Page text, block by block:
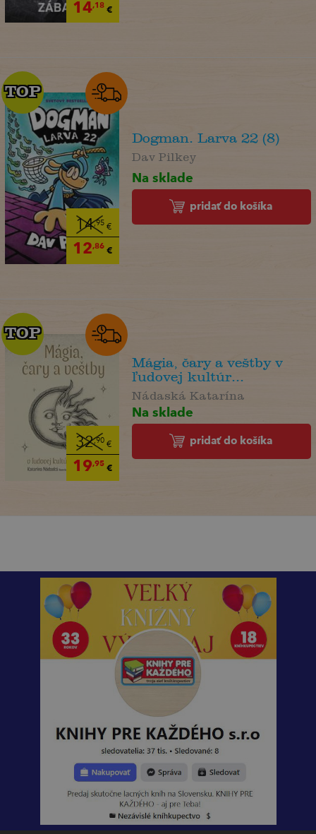
14,18€
14,95€
12,86€
TOP
TOP
Dogman. Larva 22 (8)
Dav Pilkey
Na sklade
pridať do košíka
32,90€
19,95€
TOP
TOP
Mágia, čary a veštby v
ľudovej kultúr...
Nádaská Katarína
Na sklade
pridať do košíka